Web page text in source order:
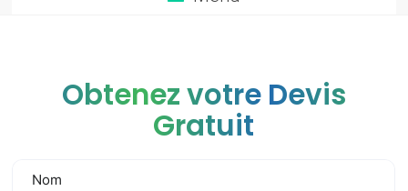
Obtenez votre Devis
Gratuit